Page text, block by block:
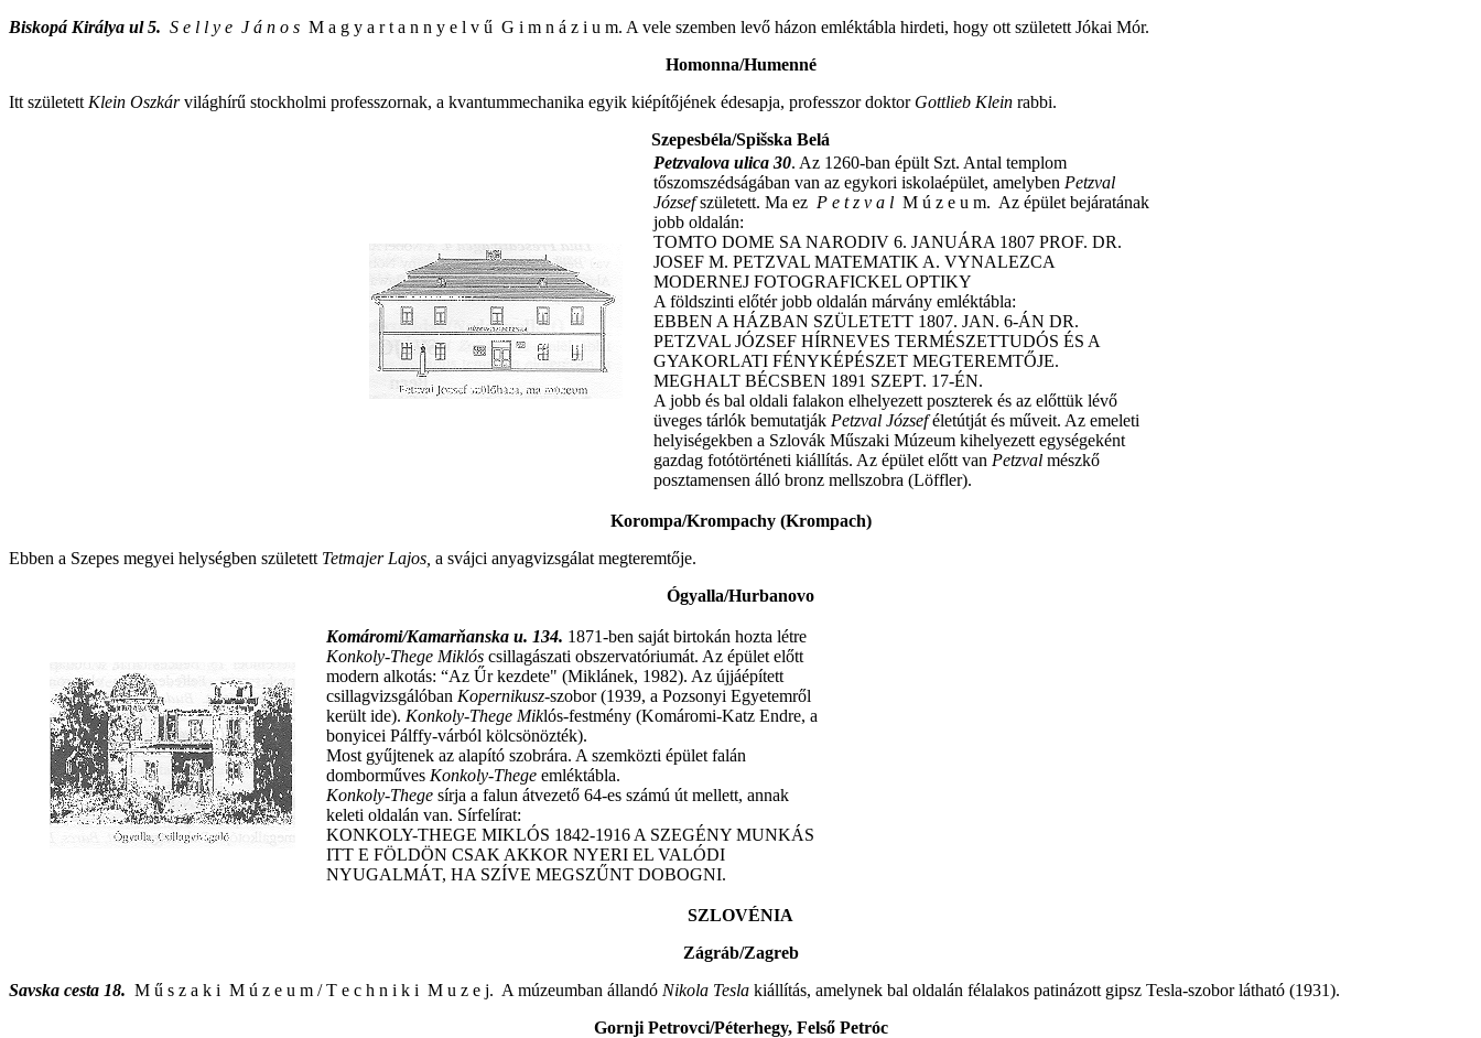
Biskopá Királya ul 5. S e l l y e J á n o s M a g y a r t a n n y e l v ű G i m n á z i u m. A vele szemben levő házon emléktábla hirdeti, hogy ott született Jókai Mór.
Homonna/Humenné
Itt született Klein Oszkárvilághírű stockholmi professzornak, a kvantummechanika egyik kiépítőjének édesapja, professzor doktor Gottlieb Klein rabbi.
Szepesbéla/Spišska Belá
Petzvalova ulica 30. Az 1260-ban épült Szt. Antal templom
tőszomszédságában van az egykori iskolaépület, amelyben Petzval
Józsefszületett. Ma ez P e t z v a l M ú z e u m. Az épület bejáratának
jobb oldalán:
TOMTO DOME SA NARODIV 6. JANUÁRA 1807 PROF. DR.
JOSEF M. PETZVAL MATEMATIK A. VYNALEZCA
MODERNEJ FOTOGRAFICKEL OPTIKY
A földszinti előtér jobb oldalán márvány emléktábla:
EBBEN A HÁZBAN SZÜLETETT 1807. JAN. 6-ÁN DR.
PETZVAL JÓZSEF HÍRNEVES TERMÉSZETTUDÓS ÉS A
GYAKORLATI FÉNYKÉPÉSZET MEGTEREMTŐJE.
MEGHALT BÉCSBEN 1891 SZEPT. 17-ÉN.
A jobb és bal oldali falakon elhelyezett poszterek és az előttük lévő
üveges tárlók bemutatják Petzval Józseféletútját és műveit. Az emeleti
helyiségekben a Szlovák Műszaki Múzeum kihelyezett egységeként
gazdag fotótörténeti kiállítás. Az épület előtt van Petzval mészkő
posztamensen álló bronz mellszobra (Löffler).
Korompa/Krompachy (Krompach)
Ebben a Szepes megyei helységben született Tetmajer Lajos, a svájci anyagvizsgálat megteremtője.
Ógyalla/Hurbanovo
Komáromi/Kamarňanska u. 134. 1871-ben saját birtokán hozta létre
Konkoly-Thege Miklós csillagászati obszervatóriumát. Az épület előtt
modern alkotás: “Az Űr kezdete" (Miklánek, 1982). Az újjáépített
csillagvizsgálóban Kopernikusz-szobor (1939, a Pozsonyi Egyetemről
került ide). Konkoly-Thege Miklós-festmény (Komáromi-Katz Endre, a
bonyicei Pálffy-várból kölcsönözték).
Most gyűjtenek az alapító szobrára. A szemközti épület falán
domborműves Konkoly-Thege emléktábla.
Konkoly-Thege sírja a falun átvezető 64-es számú út mellett, annak
keleti oldalán van. Sírfelírat:
KONKOLY-THEGE MIKLÓS 1842-1916 A SZEGÉNY MUNKÁS
ITT E FÖLDÖN CSAK AKKOR NYERI EL VALÓDI
NYUGALMÁT, HA SZÍVE MEGSZŰNT DOBOGNI.
SZLOVÉNIA
Zágráb/Zagreb
Savska cesta 18. M ű s z a k i M ú z e u m / T e c h n i k i M u z e j. A múzeumban állandó Nikola Tesla kiállítás, amelynek bal oldalán félalakos patinázott gipsz Tesla-szobor látható (1931).
Gornji Petrovci/Péterhegy, Felső Petróc